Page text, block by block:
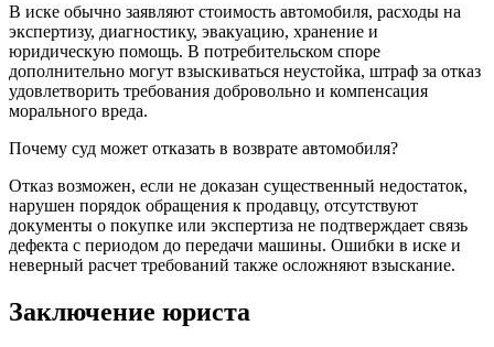
В иске обычно заявляют стоимость автомобиля, расходы на
экспертизу, диагностику, эвакуацию, хранение и
юридическую помощь. В потребительском споре
дополнительно могут взыскиваться неустойка, штраф за отказ
удовлетворить требования добровольно и компенсация
морального вреда.
Почему суд может отказать в возврате автомобиля?
Отказ возможен, если не доказан существенный недостаток,
нарушен порядок обращения к продавцу, отсутствуют
документы о покупке или экспертиза не подтверждает связь
дефекта с периодом до передачи машины. Ошибки в иске и
неверный расчет требований также осложняют взыскание.
Заключение юриста